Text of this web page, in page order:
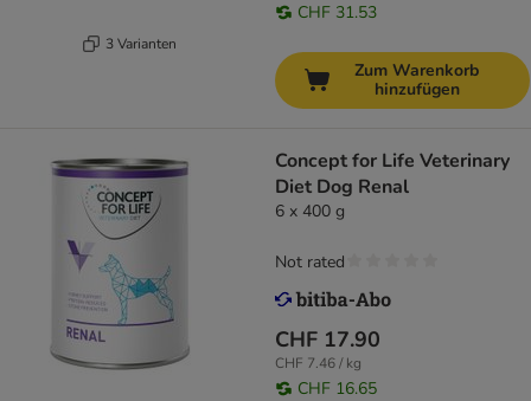
3 Varianten
CHF 31.53
Zum Warenkorb
hinzufügen
Concept for Life Veterinary
Diet Dog Renal
6 x 400 g
CHF 17.90
CHF 7.46 / kg
CHF 16.65
Not rated